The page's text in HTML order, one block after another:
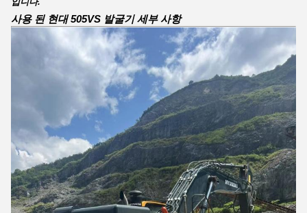
사용 된 현대 505VS 발굴기 세부 사항